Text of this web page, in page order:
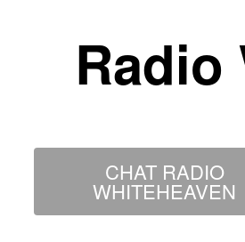
Radio
CHAT RADIO
WHITEHEAVEN